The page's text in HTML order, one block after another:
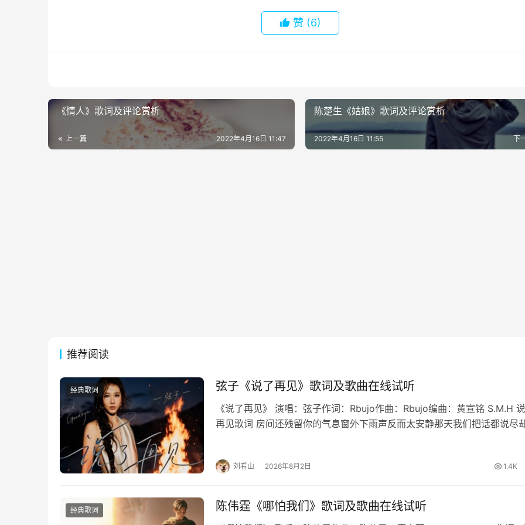
赞 (6)
《情人》歌词及评论赏析
上一篇 2022年4月16日 11:47
陈楚生《姑娘》歌词及评论赏析
下
2022年4月16日 11:55
推荐阅读
经典歌词 弦子《说了再见》歌词及歌曲在线试听
《说了再见》 演唱：弦子作词：Rbujo作曲：Rbujo编曲：黄宣铭 S.M.H
再见歌词 房间还残留你的气息窗外下雨声反而太安静那天我们把话都说尽
刘看山 2026年8月2日 1.4K
经典歌词 陈伟霆《哪怕我们》歌词及歌曲在线试听